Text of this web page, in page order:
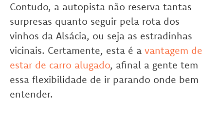
Contudo, a autopista não reserva tantas
surpresas quanto seguir pela rota dos
vinhos da Alsácia, ou seja as estradinhas
vicinais. Certamente, esta é a vantagem de
estar de carro alugado, afinal a gente tem
essa flexibilidade de ir parando onde bem
entender.